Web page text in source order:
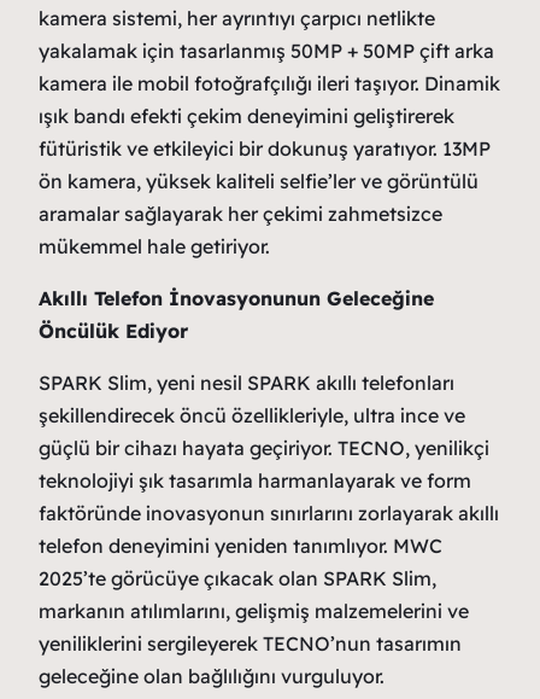
kamera sistemi, her ayrıntıyı çarpıcı netlikte
yakalamak için tasarlanmış 50MP + 50MP çift arka
kamera ile mobil fotoğrafçılığı ileri taşıyor. Dinamik
ışık bandı efekti çekim deneyimini geliştirerek
fütüristik ve etkileyici bir dokunuş yaratıyor. 13MP
ön kamera, yüksek kaliteli selfie’ler ve görüntülü
aramalar sağlayarak her çekimi zahmetsizce
mükemmel hale getiriyor.
Akıllı Telefon İnovasyonunun Geleceğine
Öncülük Ediyor
SPARK Slim, yeni nesil SPARK akıllı telefonları
şekillendirecek öncü özellikleriyle, ultra ince ve
güçlü bir cihazı hayata geçiriyor. TECNO, yenilikçi
teknolojiyi şık tasarımla harmanlayarak ve form
faktöründe inovasyonun sınırlarını zorlayarak akıllı
telefon deneyimini yeniden tanımlıyor. MWC
2025’te görücüye çıkacak olan SPARK Slim,
markanın atılımlarını, gelişmiş malzemelerini ve
yeniliklerini sergileyerek TECNO’nun tasarımın
geleceğine olan bağlılığını vurguluyor.